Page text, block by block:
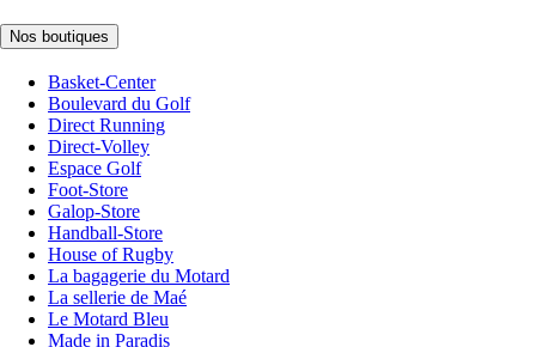
Nos boutiques
Basket-Center
Boulevard du Golf
Direct Running
Direct-Volley
Espace Golf
Foot-Store
Galop-Store
Handball-Store
House of Rugby
La bagagerie du Motard
La sellerie de Maé
Le Motard Bleu
Made in Paradis